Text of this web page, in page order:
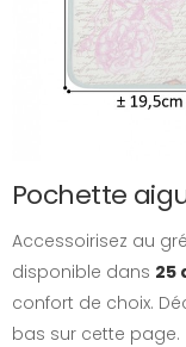
Pochette
Accessoirisez au
disponible dans 25
confort de choix.
bas sur cette page.